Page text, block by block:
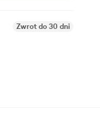
Zwrot do 30 dni